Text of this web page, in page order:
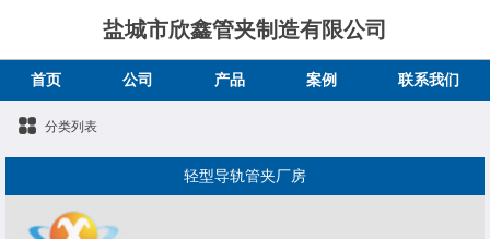
盐城市欣鑫管夹制造有限公司
首页 公司 产品 案例 联系我们
分类列表
轻型导轨管夹厂房